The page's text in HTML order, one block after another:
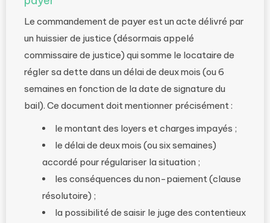
Le commandement de payer est un acte délivré par
un huissier de justice (désormais appelé
commissaire de justice) qui somme le locataire de
régler sa dette dans un délai de deux mois (ou 6
semaines en fonction de la date de signature du
bail). Ce document doit mentionner précisément :
le montant des loyers et charges impayés ;
le délai de deux mois (ou six semaines)
accordé pour régulariser la situation ;
les conséquences du non-paiement (clause
résolutoire) ;
la possibilité de saisir le juge des contentieux